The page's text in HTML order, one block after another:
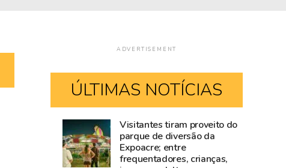
ADVERTISEMENT
ÚLTIMAS NOTÍCIAS
Mailza
tieta
Ana
Blog
do
Accioly:
Visitantes tiram proveito do
parque de diversão da
Expoacre; entre
frequentadores, crianças,